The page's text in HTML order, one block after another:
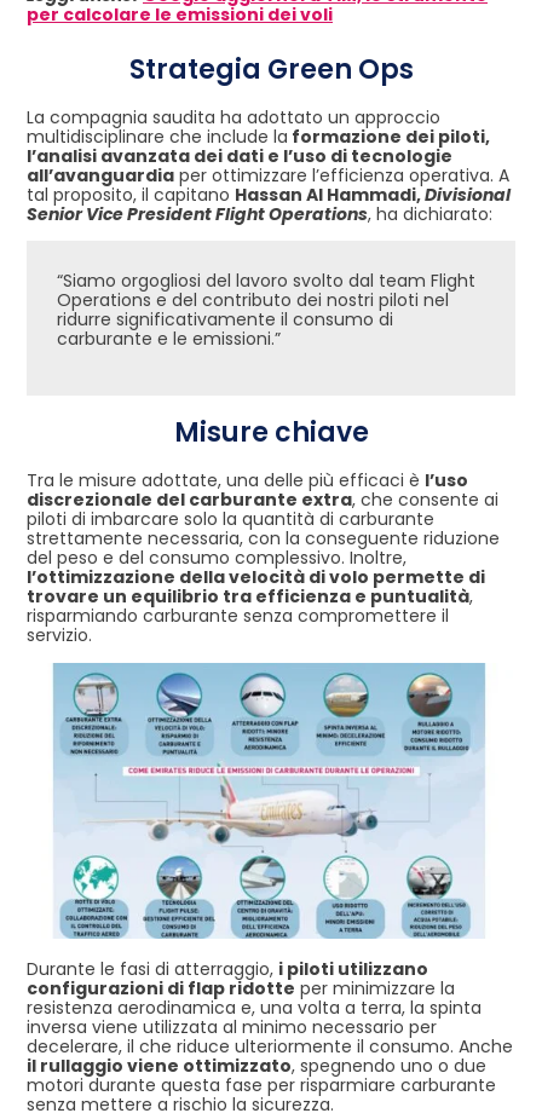
per calcolare le emissioni dei voli
Strategia Green Ops
La compagnia saudita ha adottato un approccio
multidisciplinare che include la formazione dei piloti,
l’analisi avanzata dei dati e l’uso di tecnologie
all’avanguardia per ottimizzare l’efficienza operativa. A
tal proposito, il capitano Hassan Al Hammadi,Divisional
Senior Vice President Flight Operations, ha dichiarato:
“Siamo orgogliosi del lavoro svolto dal team Flight
Operations e del contributo dei nostri piloti nel
ridurre significativamente il consumo di
carburante e le emissioni.”
Misure chiave
Tra le misure adottate, una delle più efficaci è l’uso
discrezionale del carburante extra, che consente ai
piloti di imbarcare solo la quantità di carburante
strettamente necessaria, con la conseguente riduzione
del peso e del consumo complessivo. Inoltre,
l’ottimizzazione della velocità di volo permette di
trovare un equilibrio tra efficienza e puntualità,
risparmiando carburante senza compromettere il
servizio.
Durante le fasi di atterraggio, i piloti utilizzano
configurazioni di flap ridotte per minimizzare la
resistenza aerodinamica e, una volta a terra, la spinta
inversa viene utilizzata al minimo necessario per
decelerare, il che riduce ulteriormente il consumo. Anche
il rullaggio viene ottimizzato, spegnendo uno o due
motori durante questa fase per risparmiare carburante
senza mettere a rischio la sicurezza.